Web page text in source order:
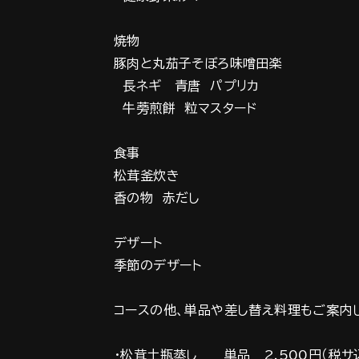
焼物
豚肉と丸茄子そぼろ味噌田楽
長ネギ 青唐 パプリカ
牛蒡煎餅 粒マスタード
食事
松茸釜炊き
香の物 赤だし
デザート
季節のデザート
コースの他、単品や差し替え料理もご案内
・松茸土瓶蒸し 単品 2,500円（税サ